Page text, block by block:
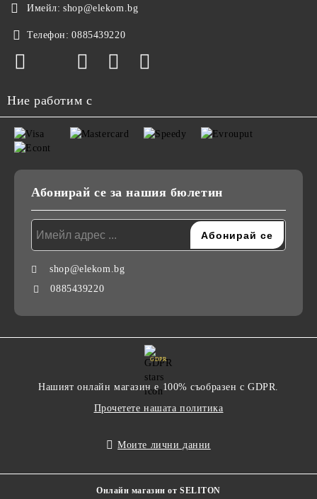
Имейл: shop@elekom.bg
Телефон: 0885439220
Ние работим с
Абонирай се за нашия бюлетин
shop@elekom.bg
0885439220
GDPR
Нашият онлайн магазин е 100% съобразен с GDPR.
Прочетете нашата политика
Моите лични данни
Онлайн магазин от SELITON